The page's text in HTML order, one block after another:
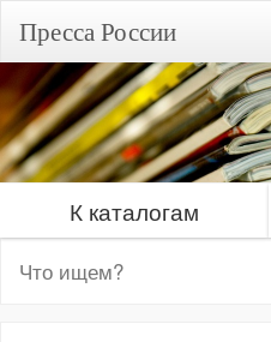
Пресса России
К каталогам